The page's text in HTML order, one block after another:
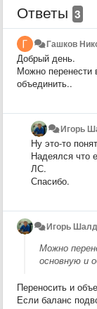
Ответы 3
Гашков
Добрый день.
Можно
объединить..
Игорь
Ну это-то
Надеялся что
ЛС.
Спасибо.
Игорь
Можно
основную и
Переносить и
Если баланс